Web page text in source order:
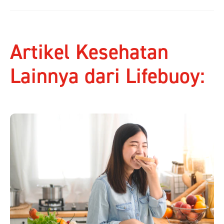
Artikel Kesehatan
Lainnya dari Lifebuoy: